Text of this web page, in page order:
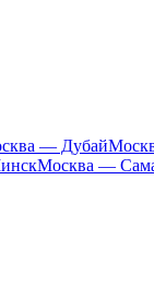
— Дубай
Москва —